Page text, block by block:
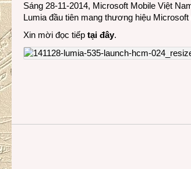
Sáng 28-11-2014, Microsoft Mobile Việt
Lumia đầu tiên mang thương hiệu
Xin mời đọc tiếp tại đây.